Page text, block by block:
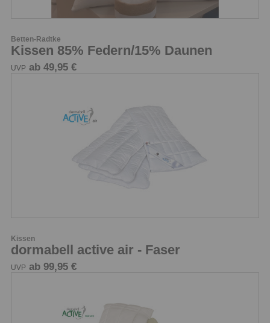
Betten-Radtke
Kissen 85% Federn/15% Daunen
UVP ab 49,95 €
Kissen
dormabell active air - Faser
UVP ab 99,95 €